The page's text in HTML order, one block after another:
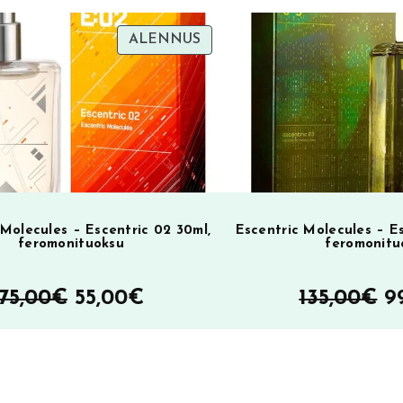
ALENNUSTUOTE
ALENNUKSESSA
– Escentric 02 30ml,
feromonituoksu
€ Alkuperäinen
hinta
55,00€
hinta
Escentric Molecules –
135,00€